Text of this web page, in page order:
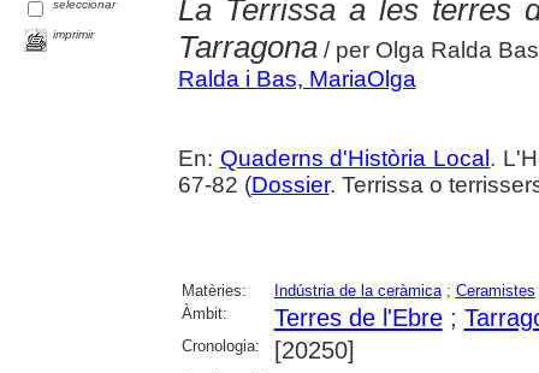
seleccionar
imprimir
La Terrissa a les terres
Tarragona/ per Olga Ralda Bas
Ralda i Bas, MariaOlga
En: Quaderns d'Història Local .
67-82 (Dossier. Terrissa o
Matèries: Indústria de la ceràmica; Ceramistes
Àmbit:
Terres de l'Ebre;
Cronologia: [20250]